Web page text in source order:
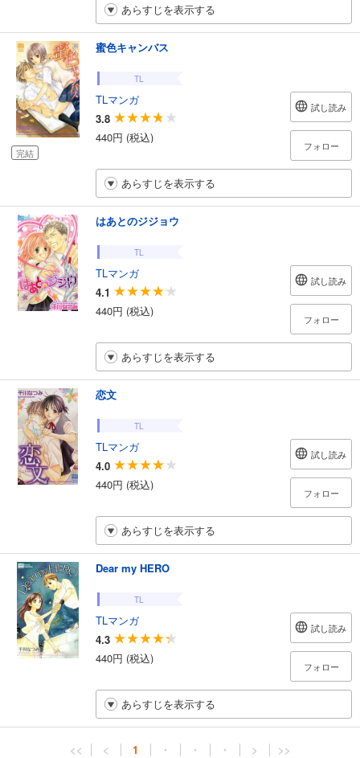
あらすじを表示する
完結
蜜色キャンバス
TL
TLマンガ
3.8
440円 (税込)
試し読み
フォロー
あらすじを表示する
はあとのジジョウ
TL
TLマンガ
4.1
440円 (税込)
試し読み
フォロー
あらすじを表示する
恋文
TL
TLマンガ
4.0
440円 (税込)
試し読み
フォロー
あらすじを表示する
Dear my HERO
TL
TLマンガ
4.3
440円 (税込)
試し読み
フォロー
あらすじを表示する
<< < 1 ・ ・ ・ > >>